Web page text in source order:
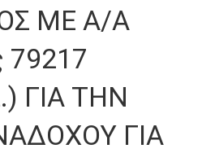
ΜΕ Α/Α
79217
ΓΙΑ ΤΗΝ
ΓΙΑ